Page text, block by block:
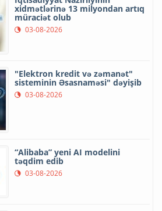
xidmətlərinə 13 milyondan artıq
müraciət olub
03-08-2026
"Elektron kredit və zəmanət"
sisteminin Əsasnaməsi" dəyişib
03-08-2026
“Alibaba” yeni AI modelini
təqdim edib
03-08-2026